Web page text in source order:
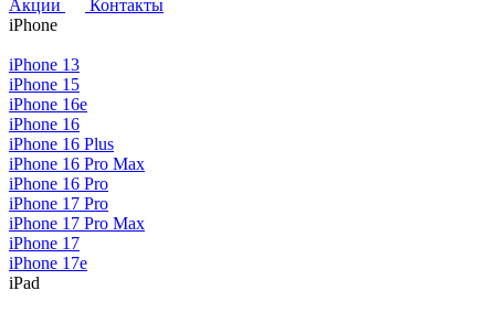
Акции
Контакты
iPhone
iPhone 13
iPhone 15
iPhone 16e
iPhone 16
iPhone 16 Plus
iPhone 16 Pro Max
iPhone 16 Pro
iPhone 17 Pro
iPhone 17 Pro Max
iPhone 17
iPhone 17e
iPad